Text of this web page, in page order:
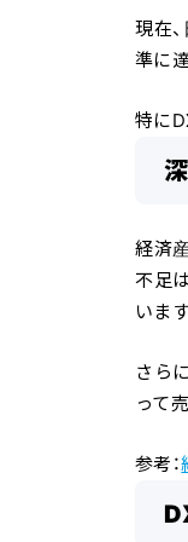
現在
準に
特に
経済
不足
います
さら
って
参考：